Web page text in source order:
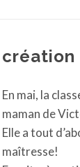
création
En mai, la
maman de
Elle a tout
maîtresse!